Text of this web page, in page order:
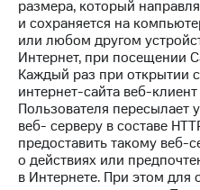
Для дома
Выберите
и подключите
ТВ
с выгодным
тарифом
Тарифы
Интернет,
ТВ и телефон
кабинет
спутникового
ТВ
Скачать
приложение
Мой
МТС
Акции
размера, который
и сохраняется на
или любом другом
Интернет, при посещении
Каждый раз при открытии
интернет-сайта веб-
Пользователя пересылает
веб- серверу в составе
предоставить такому
о действиях или
в Интернете. При этом для